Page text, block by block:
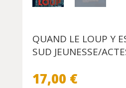
QUAND LE LOUP Y
SUD JEUNESSE/
17,00 €